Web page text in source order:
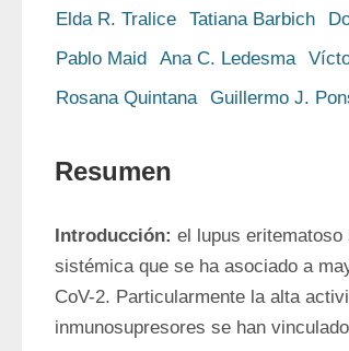
Elda R. Tralice
Tatiana Barbich
Pablo Maid
Ana C. Ledesma
Rosana Quintana
Guillermo J.
Resumen
Introducción: el lupus
sistémica que se ha asociado a
CoV-2. Particularmente la alta
inmunosupresores se han